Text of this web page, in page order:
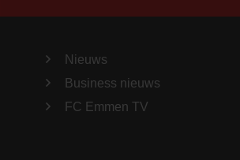
Nieuws
Business nieuws
FC Emmen TV